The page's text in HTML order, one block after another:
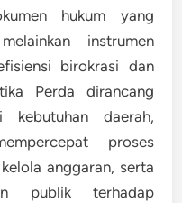
hukum yang
instrumen
birokrasi dan
Perda dirancang
daerah,
proses
anggaran, serta
publik terhadap